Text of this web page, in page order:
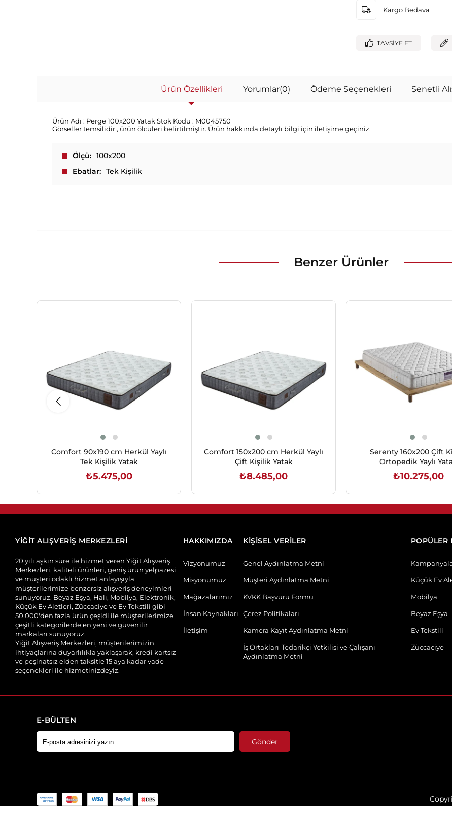
Kargo Bedava
TAVSIYE ET
Ürün Özellikleri Yorumlar(0) Ödeme Seçenekleri Senetli
Ürün Adı : Perge 100x200 Yatak Stok Kodu : M0045750
Görseller temsilidir , ürün ölcüleri belirtilmiştir. Ürün hakkında detaylı bilgi için iletişime geçiniz.
Ölçü
100x200
Ebatlar
Tek Kişilik
Benzer Ürünler
Comfort 90x190 cm Herkül Yaylı
Tek Kişilik Yatak
₺5.475,00
Comfort 150x200 cm Herkül Yaylı
Çift Kişilik Yatak
₺8.485,00
Serenty 160x200 Çift
Ortopedik Yaylı
₺10.275,00
YİĞİT ALIŞVERİŞ MERKEZLERİ
20 yılı aşkın süre ile hizmet veren Yiğit Alışveriş
Merkezleri, kaliteli ürünleri, geniş ürün yelpazesi
ve müşteri odaklı hizmet anlayışıyla
müşterilerimize benzersiz alışveriş deneyimleri
sunuyoruz. Beyaz Eşya, Halı, Mobilya, Elektronik,
Küçük Ev Aletleri, Züccaciye ve Ev Tekstili gibi
50,000'den fazla ürün çeşidi ile müşterilerimize
çeşitli kategorilerde en yeni ve güvenilir
markaları sunuyoruz.
Yiğit Alışveriş Merkezleri, müşterilerimizin
ihtiyaçlarına duyarlılıkla yaklaşarak, kredi kartsız
ve peşinatsız elden taksitle 15 aya kadar vade
seçenekleri ile hizmetinizdeyiz.
HAKKIMIZDA
Vizyonumuz
Misyonumuz
Mağazalarımız
İnsan Kaynakları
İletişim
KİŞİSEL VERİLER
Genel Aydınlatma Metni
Müşteri Aydınlatma Metni
KVKK Başvuru Formu
Çerez Politikaları
Kamera Kayıt Aydınlatma Metni
İş Ortakları-Tedarikçi Yetkilisi ve Çalışanı
Aydınlatma Metni
POPÜLER
Küçük Ev
Mobilya
Beyaz Eşya
Ev Tekstili
Züccaciye
E-BÜLTEN
Gönder